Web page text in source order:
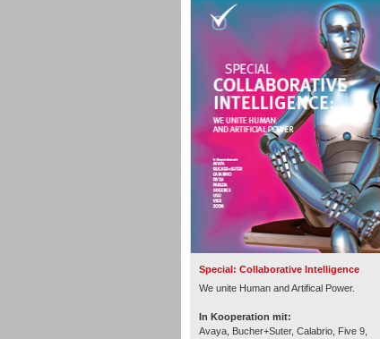
Special: Collaborative Intelligence
We unite Human and Artifical Power.
In Kooperation mit:
Avaya, Bucher+Suter, Calabrio, Five 9,
Personal
Inbound